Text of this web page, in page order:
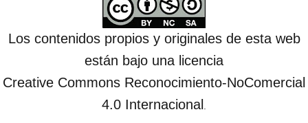
Los contenidos propios y originales de esta web
están bajo una licencia
Creative Commons Reconocimiento-NoComercial
4.0 Internacional